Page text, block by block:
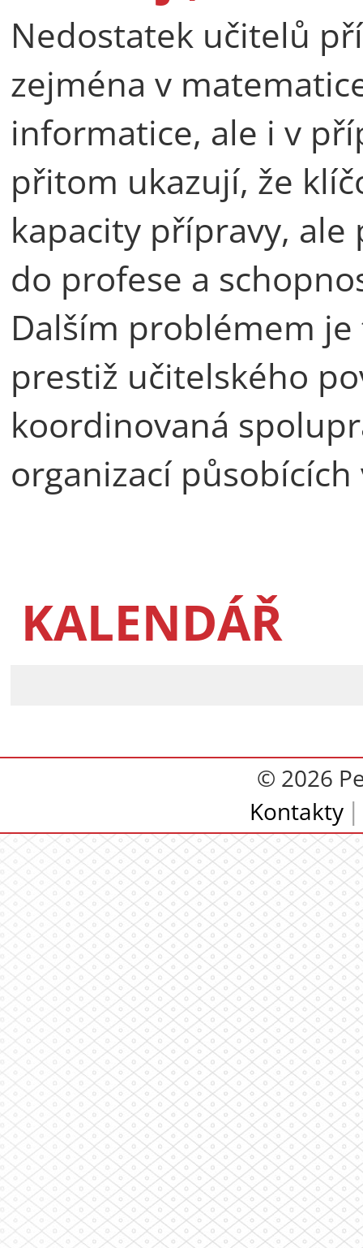
Nedostatek učitelů
zejména v
informatice, ale i v
přitom ukazují, že
kapacity přípravy,
do profese a
Dalším problémem
prestiž učitelského
koordinovaná
organizací
KALENDÁŘ
© 2026
Kontakty